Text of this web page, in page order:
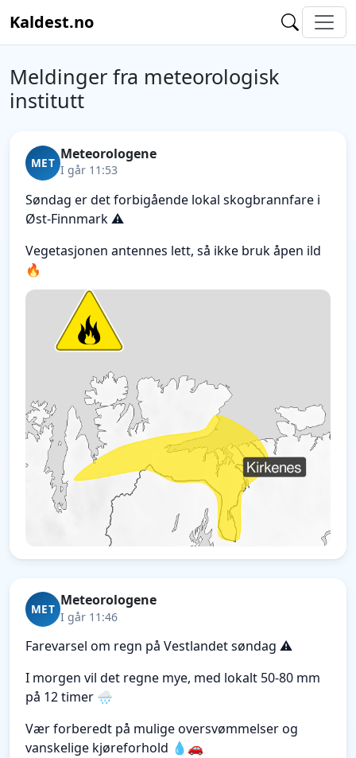
Kaldest.no
Meldinger fra meteorologisk
institutt
MET
Meteorologene
I går 11:53
Søndag er det forbigående lokal skogbrannfare i
Øst-Finnmark ⚠️
Vegetasjonen antennes lett, så ikke bruk åpen ild
🔥
MET
Meteorologene
I går 11:46
Farevarsel om regn på Vestlandet søndag ⚠️
I morgen vil det regne mye, med lokalt 50-80 mm
på 12 timer 🌧️
Vær forberedt på mulige oversvømmelser og
vanskelige kjøreforhold 💧🚗